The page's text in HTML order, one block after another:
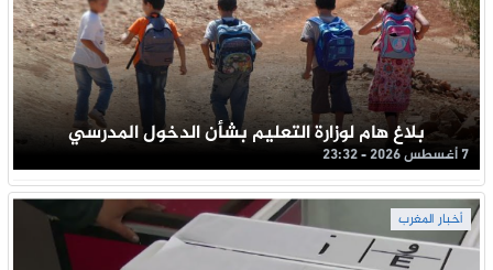
بلاغ هام لوزارة التعليم بشأن الدخول المدرسي
7 أغسطس 2026 - 23:32
أخبار المغرب